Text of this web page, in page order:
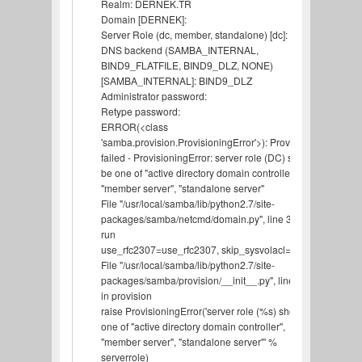
Realm: DERNEK.TR
Domain [DERNEK]:
Server Role (dc, member, standalone) [dc]: DC
DNS backend (SAMBA_INTERNAL,
BIND9_FLATFILE, BIND9_DLZ, NONE)
[SAMBA_INTERNAL]: BIND9_DLZ
Administrator password:
Retype password:
ERROR(<class
'samba.provision.ProvisioningError'>): Provision
failed - ProvisioningError: server role (DC) should
be one of "active directory domain controller",
"member server", "standalone server"
File "/usr/local/samba/lib/python2.7/site-
packages/samba/netcmd/domain.py", line 398, in
run
use_rfc2307=use_rfc2307, skip_sysvolacl=False)
File "/usr/local/samba/lib/python2.7/site-
packages/samba/provision/__init__.py", line 1912,
in provision
raise ProvisioningError('server role (%s) should be
one of "active directory domain controller",
"member server", "standalone server"' %
serverrole)